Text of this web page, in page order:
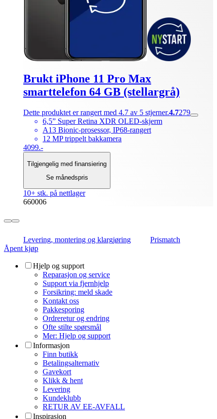
Brukt iPhone 11 Pro Max
smarttelefon 64 GB (stellargrå)
Dette produktet er rangert med 4.7 av 5 stjerner.4.7279
6,5” Super Retina XDR OLED-skjerm
A13 Bionic-prosessor, IP68-rangert
12 MP trippelt bakkamera
4099.-
Tilgjengelig med finansiering
Se månedspris
10+ stk. på nettlager
660006
Levering, montering og klargjøring
Prismatch
Åpent kjøp
Hjelp og support
Reparasjon og service
Support via fjernhjelp
Forsikring: meld skade
Kontakt oss
Pakkesporing
Ordreretur og endring
Ofte stilte spørsmål
Mer: Hjelp og support
Informasjon
Finn butikk
Betalingsalternativ
Gavekort
Klikk & hent
Levering
Kundeklubb
RETUR AV EE-AVFALL
Inspirasjon